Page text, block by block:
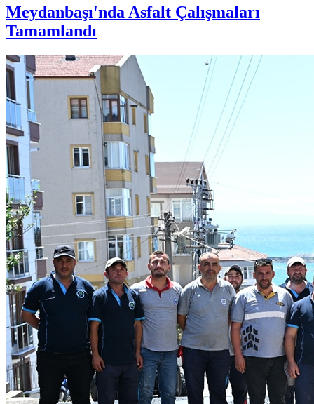
Meydanbaşı'nda Asfalt Çalışmaları
Tamamlandı